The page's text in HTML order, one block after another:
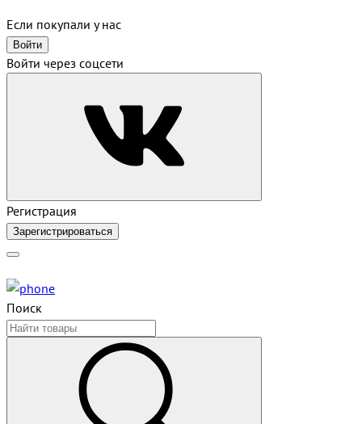
Если покупали у нас
Войти
Войти через соцсети
Регистрация
Зарегистрироваться
Поиск